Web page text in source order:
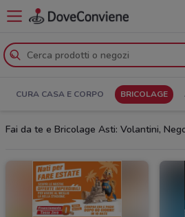
CURA CASA E CORPO BRICOLAGE
Fai da te e Bricolage Asti: Volantini,